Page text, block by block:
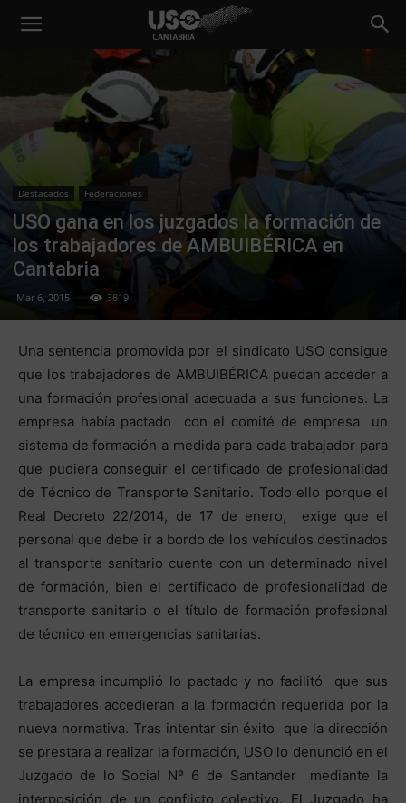
Destacados Federaciones
USO gana en los juzgados la formación de
los trabajadores de AMBUIBÉRICA en
Cantabria
Mar 6, 2015 3819
Una sentencia promovida por el sindicato USO consigue
que los trabajadores de AMBUIBÉRICA puedan acceder a
una formación profesional adecuada a sus funciones. La
empresa había pactado con el comité de empresa un
sistema de formación a medida para cada trabajador para
que pudiera conseguir el certificado de profesionalidad
de Técnico de Transporte Sanitario. Todo ello porque el
Real Decreto 22/2014, de 17 de enero, exige que el
personal que debe ir a bordo de los vehículos destinados
al transporte sanitario cuente con un determinado nivel
de formación, bien el certificado de profesionalidad de
transporte sanitario o el título de formación profesional
de técnico en emergencias sanitarias.
La empresa incumplió lo pactado y no facilitó que sus
trabajadores accedieran a la formación requerida por la
nueva normativa. Tras intentar sin éxito que la dirección
se prestara a realizar la formación, USO lo denunció en el
Juzgado de lo Social Nº 6 de Santander mediante la
interposición de un conflicto colectivo. El Juzgado ha